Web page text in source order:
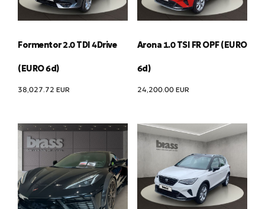
Formentor 2.0 TDI 4Drive
(EURO 6d)
38,027.72 EUR
Arona 1.0 TSI FR OPF (EURO
6d)
24,200.00 EUR